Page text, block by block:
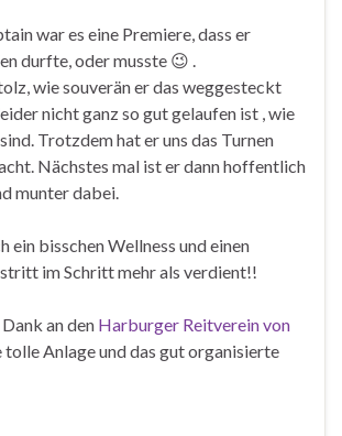
war es eine Premiere, dass er
durfte, oder musste 😉
wie souverän er das weggesteckt
nicht ganz so gut gelaufen ist , wie
Trotzdem hat er uns das Turnen
Nächstes mal ist er dann hoffentlich
munter dabei.
ein bisschen Wellness und einen
im Schritt mehr als verdient!!
an den Harburger Reitverein von
tolle Anlage und das gut organisierte